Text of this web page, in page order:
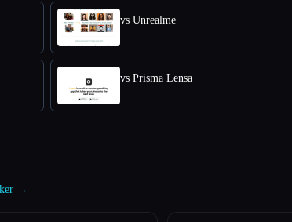
vs Unrealme
vs Prisma Lensa
→